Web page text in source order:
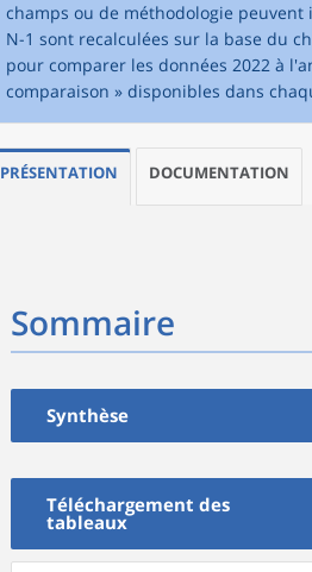
champs ou de méthodologie
N-1 sont recalculées sur la base du
pour comparer les données 2022 à
comparaison » disponibles dans
PRÉSENTATION DOCUMENTATION
Sommaire
Synthèse
Téléchargement des
tableaux